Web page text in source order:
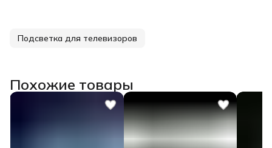
Подсветка для телевизоров
Похожие товары